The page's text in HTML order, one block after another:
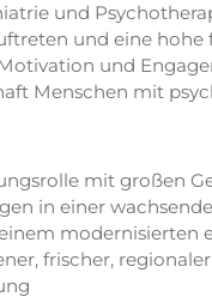
und
und eine
und
Menschen mit
mit großen
in einer
modernisierten
frischer,